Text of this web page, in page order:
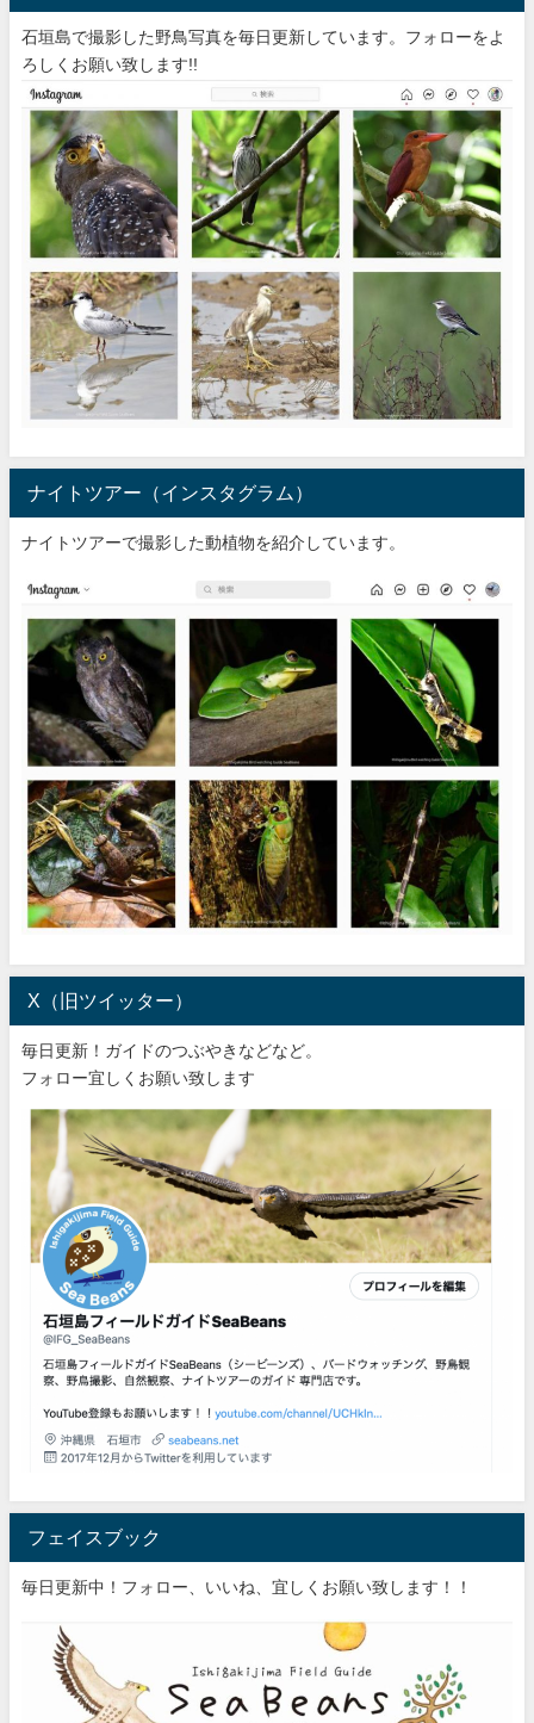
石垣島で撮影した野鳥写真を毎日更新しています。フォローをよ
ろしくお願い致します!!
ナイトツアー（インスタグラム）
ナイトツアーで撮影した動植物を紹介しています。
X（旧ツイッター）
毎日更新！ガイドのつぶやきなどなど。
フォロー宜しくお願い致します
フェイスブック
毎日更新中！フォロー、いいね、宜しくお願い致します！！